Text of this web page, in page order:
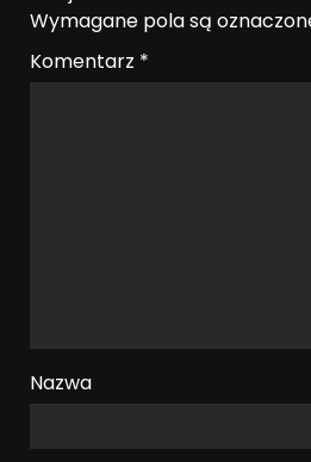
Wymagane pola są
Komentarz *
Nazwa